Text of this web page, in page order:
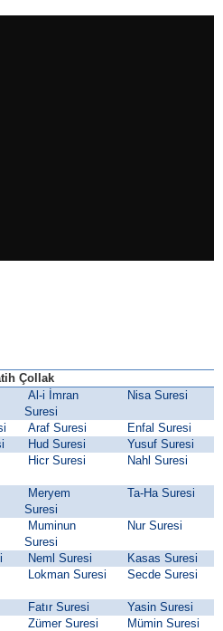
Çollak
Al-i İmran
Suresi
Nisa Suresi
Araf Suresi
Enfal Suresi
Hud Suresi
Yusuf Suresi
Hicr Suresi Nahl Suresi
Meryem
Suresi
Ta-Ha Suresi
Muminun
Suresi
Nur Suresi
Neml Suresi
Kasas Suresi
Lokman Suresi Secde Suresi
Fatır Suresi
Yasin Suresi
Zümer Suresi
Mümin Suresi